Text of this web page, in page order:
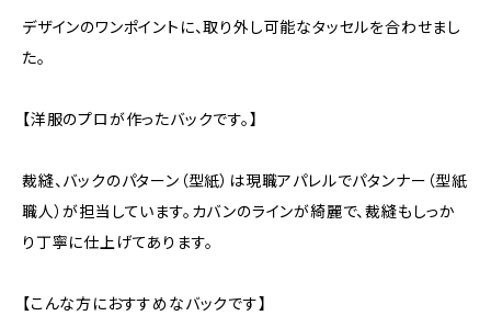
デザインのワンポイントに、取り外し可能なタッセルを合わせまし
た。
【洋服のプロが作ったバックです。】
裁縫、バックのパターン（型紙）は現職アパレルでパタンナー（型紙
職人）が担当しています。カバンのラインが綺麗で、裁縫もしっか
り丁寧に仕上げてあります。
【こんな方におすすめなバックです】